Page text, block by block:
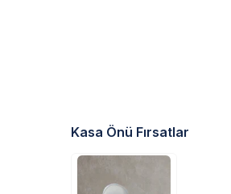
Kasa Önü Fırsatlar